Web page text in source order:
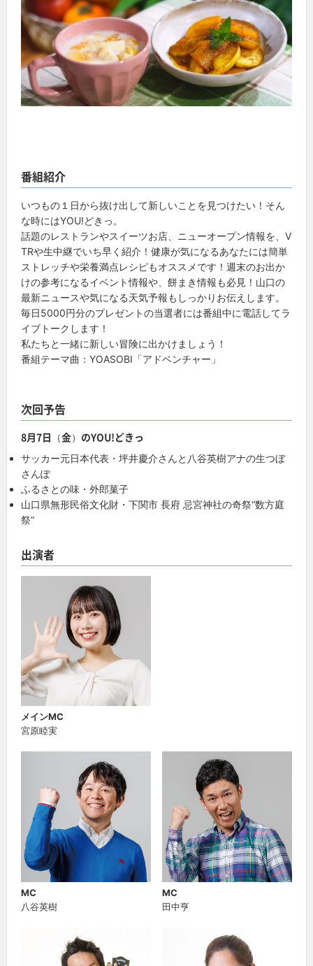
番組紹介
いつもの１日から抜け出して新しいことを見つけたい！そん
な時にはYOU!どきっ。
話題のレストランやスイーツお店、ニューオープン情報を、V
TRや生中継でいち早く紹介！健康が気になるあなたには簡単
ストレッチや栄養満点レシピもオススメです！週末のお出か
けの参考になるイベント情報や、餅まき情報も必見！山口の
最新ニュースや気になる天気予報もしっかりお伝えします。
毎日5000円分のプレゼントの当選者には番組中に電話してラ
イブトークします！
私たちと一緒に新しい冒険に出かけましょう！
番組テーマ曲：YOASOBI「アドベンチャー」
次回予告
8月7日（金）のYOU!どきっ
サッカー元日本代表・坪井慶介さんと八谷英樹アナの生つぼ
さんぽ
ふるさとの味・外郎菓子
山口県無形民俗文化財・下関市 長府 忌宮神社の奇祭“数方庭
祭”
出演者
メインMC
宮原睦実
MC
八谷英樹
MC
田中亨